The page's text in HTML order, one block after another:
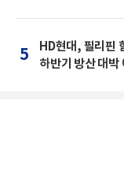
5
HD현대, 필리핀
하반기 방산 대박